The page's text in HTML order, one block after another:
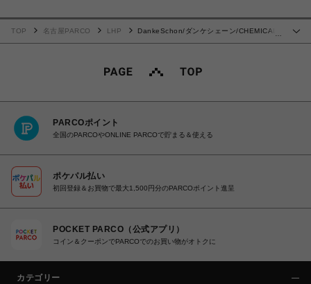
…
TOP 名古屋PARCO LHP
DankeSchon/ダンケシェーン/CHEMICAL
PARCOポイント
全国のPARCOやONLINE PARCOで貯まる＆使える
ポケパル払い
初回登録＆お買物で最大1,500円分のPARCOポイント進呈
POCKET PARCO（公式アプリ）
コイン＆クーポンでPARCOでのお買い物がオトクに
カテゴリー